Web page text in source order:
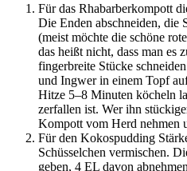
Für das Rhabarberkompott
Die Enden abschneiden, die
(meist möchte die schöne
das heißt nicht, dass man es
fingerbreite Stücke
und Ingwer in einem Topf
Hitze 5–8 Minuten köcheln
zerfallen ist. Wer ihn
Kompott vom Herd nehmen
Für den Kokospudding
Schüsselchen vermischen.
geben, 4 EL davon